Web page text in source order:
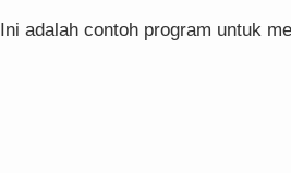
Ini adalah contoh program untuk